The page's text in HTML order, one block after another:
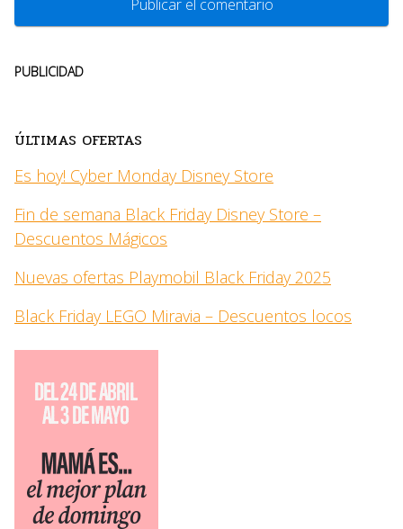
PUBLICIDAD
ÚLTIMAS OFERTAS
Es hoy! Cyber Monday Disney Store
Fin de semana Black Friday Disney Store –
Descuentos Mágicos
Nuevas ofertas Playmobil Black Friday 2025
Black Friday LEGO Miravia – Descuentos locos